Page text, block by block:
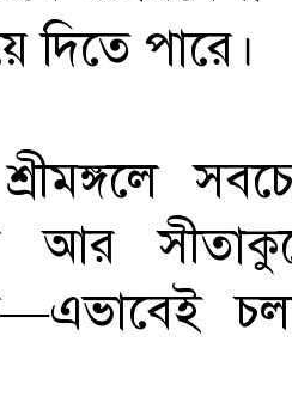
দিতে পারে।
আর